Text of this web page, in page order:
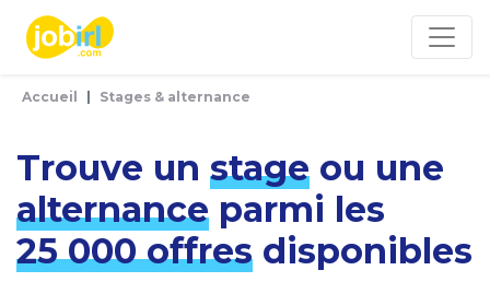
Accueil Stages & alternance
Trouve un stage ou une
alternance parmi les
25 000 offres disponibles
Panneau de gestion des cookies